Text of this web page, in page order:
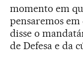
momento em
pensaremos em
disse o
de Defesa e da